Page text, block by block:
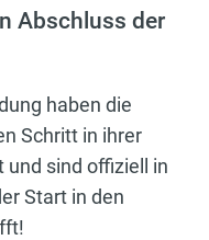
Abschluss der
haben die
Schritt in ihrer
sind offiziell in
Start in den